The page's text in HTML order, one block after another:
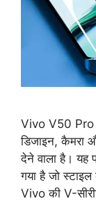
Vivo V50 Pro
डिजाइन, कैमरा
देने वाला है। यह
गया है जो
Vivo की V-